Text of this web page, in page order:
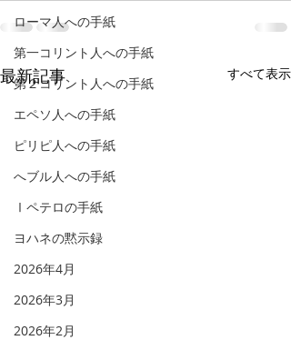
ローマ人への手紙
第一コリント人への手紙
第２コリント人への手紙
エペソ人への手紙
ピリピ人への手紙
へブル人への手紙
Ⅰペテロの手紙
ヨハネの黙示録
2026年4月
2026年3月
2026年2月
最新記事 すべて表示